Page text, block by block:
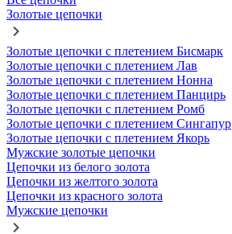
Золотые цепочки
Золотые цепочки с плетением Бисмарк
Золотые цепочки с плетением Лав
Золотые цепочки с плетением Нонна
Золотые цепочки с плетением Панцирь
Золотые цепочки с плетением Ромб
Золотые цепочки с плетением Сингапур
Золотые цепочки с плетением Якорь
Мужские золотые цепочки
Цепочки из белого золота
Цепочки из желтого золота
Цепочки из красного золота
Мужские цепочки